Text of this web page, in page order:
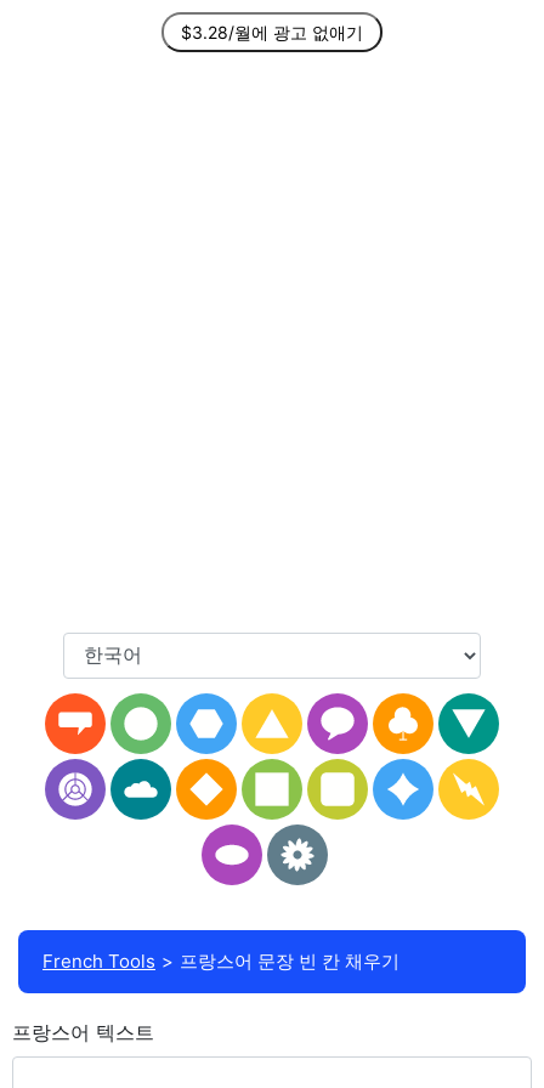
$3.28/월에 광고 없애기
French Tools 프랑스어 문장 빈 칸 채우기
프랑스어 텍스트